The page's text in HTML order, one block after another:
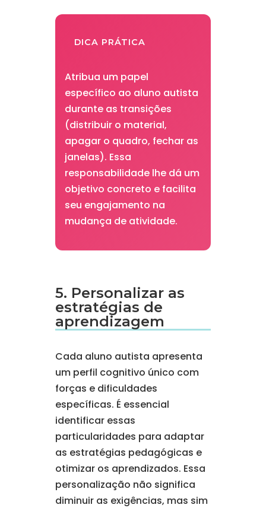
DICA PRÁTICA
Atribua um papel
específico ao aluno autista
durante as transições
(distribuir o material,
apagar o quadro, fechar as
janelas). Essa
responsabilidade lhe dá um
objetivo concreto e facilita
seu engajamento na
mudança de atividade.
5. Personalizar as
estratégias de
aprendizagem
Cada aluno autista apresenta
um perfil cognitivo único com
forças e dificuldades
específicas. É essencial
identificar essas
particularidades para adaptar
as estratégias pedagógicas e
otimizar os aprendizados. Essa
personalização não significa
diminuir as exigências, mas sim